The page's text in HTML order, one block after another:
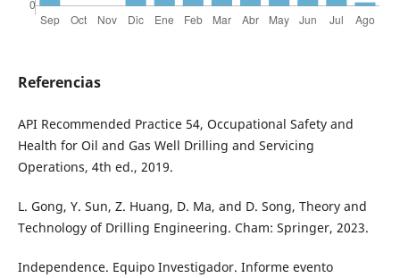
Referencias
API Recommended Practice 54, Occupational Safety and
Health for Oil and Gas Well Drilling and Servicing
Operations, 4th ed., 2019.
L. Gong, Y. Sun, Z. Huang, D. Ma, and D. Song, Theory and
Technology of Drilling Engineering. Cham: Springer, 2023.
Independence. Equipo Investigador. Informe evento